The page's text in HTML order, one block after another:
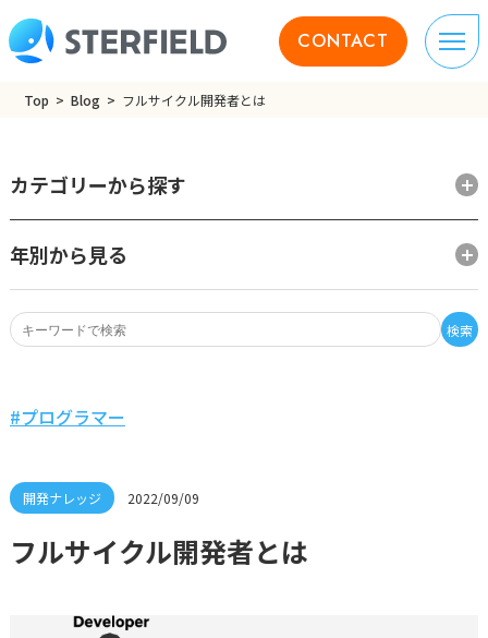
CONTACT
Top Blog フルサイクル開発者とは
検索
カテゴリーから探す
年別から見る
2022/09/09
プログラマー
フルサイクル開発者とは